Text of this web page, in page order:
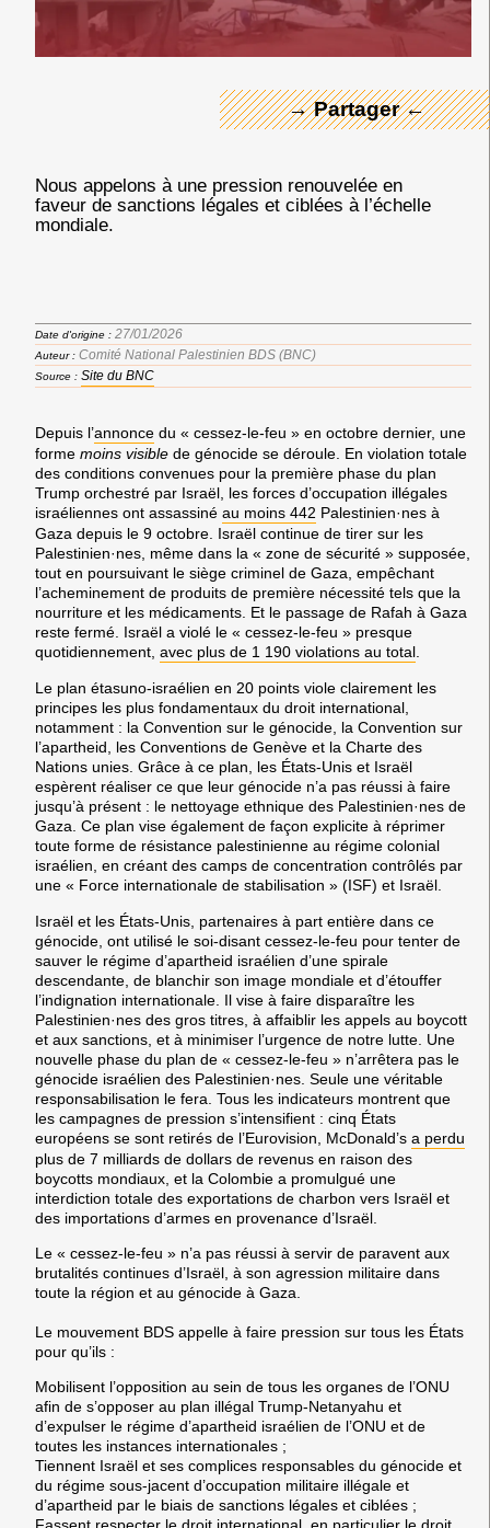
→ Partager ←
Nous appelons à une pression renouvelée en
faveur de sanctions légales et ciblées à l’échelle
mondiale.
Date d'origine : 27/01/2026
Auteur : Comité National Palestinien BDS (BNC)
Source : Site du BNC
Depuis l’annonce du « cessez-le-feu » en octobre dernier, une
forme moins visible de génocide se déroule. En violation totale
des conditions convenues pour la première phase du plan
Trump orchestré par Israël, les forces d’occupation illégales
israéliennes ont assassiné au moins 442 Palestinien·nes à
Gaza depuis le 9 octobre. Israël continue de tirer sur les
Palestinien·nes, même dans la « zone de sécurité » supposée,
tout en poursuivant le siège criminel de Gaza, empêchant
l’acheminement de produits de première nécessité tels que la
nourriture et les médicaments. Et le passage de Rafah à Gaza
reste fermé. Israël a violé le « cessez-le-feu » presque
quotidiennement, avec plus de 1 190 violations au total
Le plan étasuno-israélien en 20 points viole clairement les
principes les plus fondamentaux du droit international,
notamment : la Convention sur le génocide, la Convention sur
l’apartheid, les Conventions de Genève et la Charte des
Nations unies. Grâce à ce plan, les États-Unis et Israël
espèrent réaliser ce que leur génocide n’a pas réussi à faire
jusqu’à présent : le nettoyage ethnique des Palestinien·nes de
Gaza. Ce plan vise également de façon explicite à réprimer
toute forme de résistance palestinienne au régime colonial
israélien, en créant des camps de concentration contrôlés par
une « Force internationale de stabilisation » (ISF) et Israël.
Israël et les États-Unis, partenaires à part entière dans ce
génocide, ont utilisé le soi-disant cessez-le-feu pour tenter de
sauver le régime d’apartheid israélien d’une spirale
descendante, de blanchir son image mondiale et d’étouffer
l’indignation internationale. Il vise à faire disparaître les
Palestinien·nes des gros titres, à affaiblir les appels au boycott
et aux sanctions, et à minimiser l’urgence de notre lutte. Une
nouvelle phase du plan de « cessez-le-feu » n’arrêtera pas le
génocide israélien des Palestinien·nes. Seule une véritable
responsabilisation le fera. Tous les indicateurs montrent que
les campagnes de pression s’intensifient : cinq États
européens se sont retirés de l’Eurovision, McDonald’s a perdu
plus de 7 milliards de dollars de revenus en raison des
boycotts mondiaux, et la Colombie a promulgué une
interdiction totale des exportations de charbon vers Israël et
des importations d’armes en provenance d’Israël.
Le « cessez-le-feu » n’a pas réussi à servir de paravent aux
brutalités continues d’Israël, à son agression militaire dans
toute la région et au génocide à Gaza.
Le mouvement BDS appelle à faire pression sur tous les États
pour qu’ils :
Mobilisent l’opposition au sein de tous les organes de l’ONU
afin de s’opposer au plan illégal Trump-Netanyahu et
d’expulser le régime d’apartheid israélien de l’ONU et de
toutes les instances internationales ;
Tiennent Israël et ses complices responsables du génocide et
du régime sous-jacent d’occupation militaire illégale et
d’apartheid par le biais de sanctions légales et ciblées ;